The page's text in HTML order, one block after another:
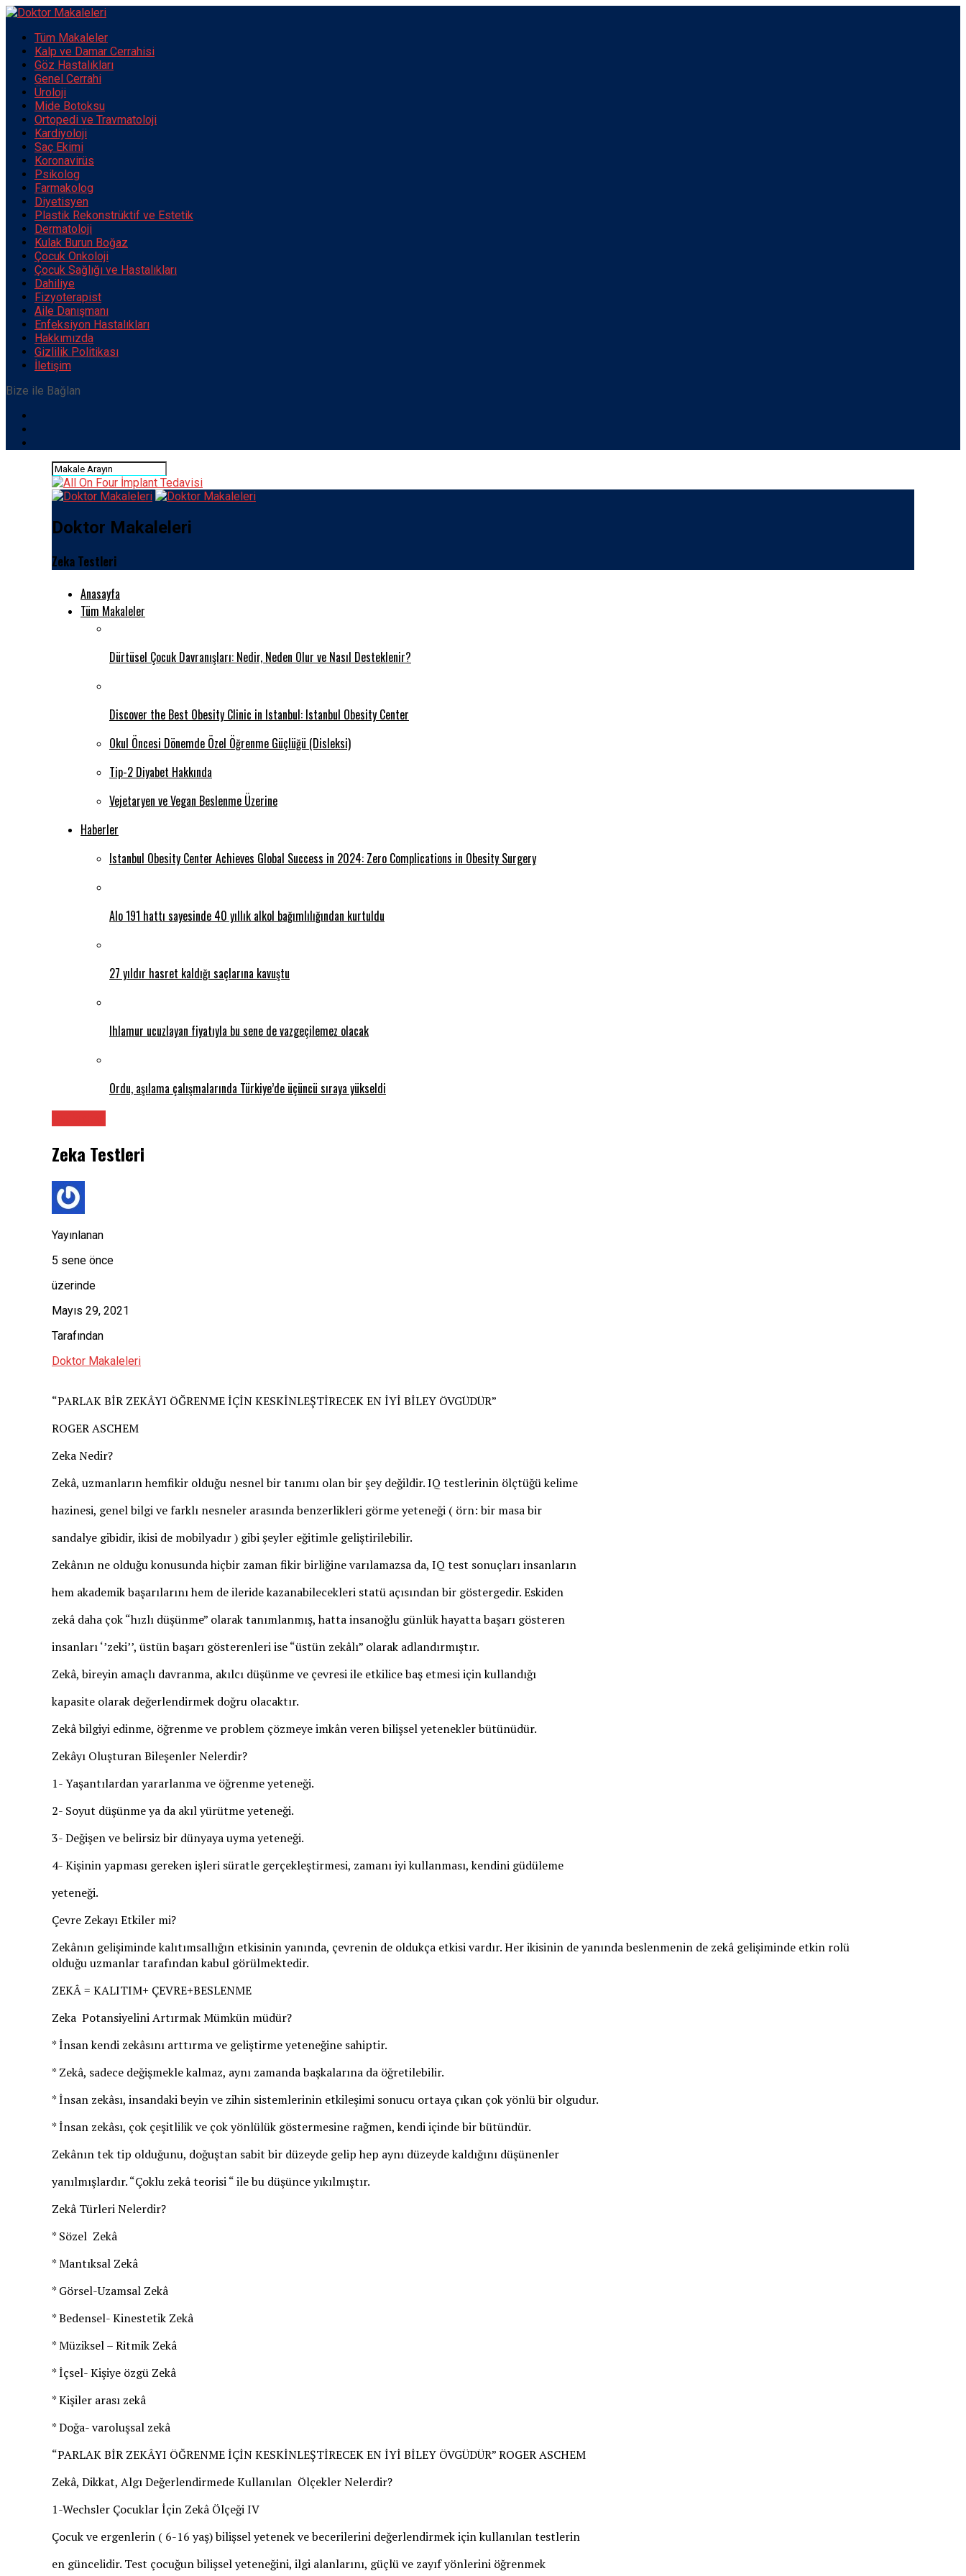
Tüm Makaleler
Kalp ve Damar Cerrahisi
Göz Hastalıkları
Genel Cerrahi
Üroloji
Mide Botoksu
Ortopedi ve Travmatoloji
Kardiyoloji
Saç Ekimi
Koronavirüs
Psikolog
Farmakolog
Diyetisyen
Plastik Rekonstrüktif ve Estetik
Dermatoloji
Kulak Burun Boğaz
Çocuk Onkoloji
Çocuk Sağlığı ve Hastalıkları
Dahiliye
Fizyoterapist
Aile Danışmanı
Enfeksiyon Hastalıkları
Hakkımızda
Gizlilik Politikası
İletişim
Bize ile Bağlan
Doktor Makaleleri
Zeka Testleri
Anasayfa
Tüm Makaleler
Dürtüsel Çocuk Davranışları: Nedir, Neden Olur ve Nasıl Desteklenir?
Discover the Best Obesity Clinic in Istanbul: Istanbul Obesity Center
Okul Öncesi Dönemde Özel Öğrenme Güçlüğü (Disleksi)
Tip-2 Diyabet Hakkında
Vejetaryen ve Vegan Beslenme Üzerine
Haberler
Istanbul Obesity Center Achieves Global Success in 2024: Zero Complications in Obesity Surgery
Alo 191 hattı sayesinde 40 yıllık alkol bağımlılığından kurtuldu
27 yıldır hasret kaldığı saçlarına kavuştu
Ihlamur ucuzlayan fiyatıyla bu sene de vazgeçilemez olacak
Ordu, aşılama çalışmalarında Türkiye’de üçüncü sıraya yükseldi
Zeka Testleri
Yayınlanan
5 sene önce
üzerinde
Mayıs 29, 2021
Tarafından
Doktor Makaleleri
“PARLAK BİR ZEKÂYI ÖĞRENME İÇİN KESKİNLEŞTİRECEK EN İYİ BİLEY ÖVGÜDÜR”
ROGER ASCHEM
Zeka Nedir?
Zekâ, uzmanların hemfikir olduğu nesnel bir tanımı olan bir şey değildir. IQ testlerinin ölçtüğü kelime
hazinesi, genel bilgi ve farklı nesneler arasında benzerlikleri görme yeteneği ( örn: bir masa bir
sandalye gibidir, ikisi de mobilyadır ) gibi şeyler eğitimle geliştirilebilir.
Zekânın ne olduğu konusunda hiçbir zaman fikir birliğine varılamazsa da, IQ test sonuçları insanların
hem akademik başarılarını hem de ileride kazanabilecekleri statü açısından bir göstergedir. Eskiden
zekâ daha çok “hızlı düşünme” olarak tanımlanmış, hatta insanoğlu günlük hayatta başarı gösteren
insanları ‘’zeki’’, üstün başarı gösterenleri ise “üstün zekâlı” olarak adlandırmıştır.
Zekâ, bireyin amaçlı davranma, akılcı düşünme ve çevresi ile etkilice baş etmesi için kullandığı
kapasite olarak değerlendirmek doğru olacaktır.
Zekâ bilgiyi edinme, öğrenme ve problem çözmeye imkân veren bilişsel yetenekler bütünüdür.
Zekâyı Oluşturan Bileşenler Nelerdir?
1- Yaşantılardan yararlanma ve öğrenme yeteneği.
2- Soyut düşünme ya da akıl yürütme yeteneği.
3- Değişen ve belirsiz bir dünyaya uyma yeteneği.
4- Kişinin yapması gereken işleri süratle gerçekleştirmesi, zamanı iyi kullanması, kendini güdüleme
yeteneği.
Çevre Zekayı Etkiler mi?
Zekânın gelişiminde kalıtımsallığın etkisinin yanında, çevrenin de oldukça etkisi vardır. Her ikisinin de yanında beslenmenin de zekâ gelişiminde etkin rolü
olduğu uzmanlar tarafından kabul görülmektedir.
ZEKÂ = KALITIM+ ÇEVRE+BESLENME
Zeka Potansiyelini Artırmak Mümkün müdür?
* İnsan kendi zekâsını arttırma ve geliştirme yeteneğine sahiptir.
* Zekâ, sadece değişmekle kalmaz, aynı zamanda başkalarına da öğretilebilir.
* İnsan zekâsı, insandaki beyin ve zihin sistemlerinin etkileşimi sonucu ortaya çıkan çok yönlü bir olgudur.
* İnsan zekâsı, çok çeşitlilik ve çok yönlülük göstermesine rağmen, kendi içinde bir bütündür.
Zekânın tek tip olduğunu, doğuştan sabit bir düzeyde gelip hep aynı düzeyde kaldığını düşünenler
yanılmışlardır. “Çoklu zekâ teorisi “ ile bu düşünce yıkılmıştır.
Zekâ Türleri Nelerdir?
* Sözel Zekâ
* Mantıksal Zekâ
* Görsel-Uzamsal Zekâ
* Bedensel- Kinestetik Zekâ
* Müziksel – Ritmik Zekâ
* İçsel- Kişiye özgü Zekâ
* Kişiler arası zekâ
* Doğa- varoluşsal zekâ
“PARLAK BİR ZEKÂYI ÖĞRENME İÇİN KESKİNLEŞTİRECEK EN İYİ BİLEY ÖVGÜDÜR” ROGER ASCHEM
Zekâ, Dikkat, Algı Değerlendirmede Kullanılan Ölçekler Nelerdir?
1-Wechsler Çocuklar İçin Zekâ Ölçeği IV
Çocuk ve ergenlerin ( 6-16 yaş) bilişsel yetenek ve becerilerini değerlendirmek için kullanılan testlerin
en güncelidir. Test çocuğun bilişsel yeteneğini, ilgi alanlarını, güçlü ve zayıf yönlerini öğrenmek